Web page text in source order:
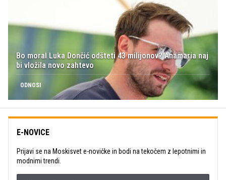
Bo moral Luka Dončić odšteti 43 milijonov? Anamaria naj
bi vložila novo zahtevo
ODNOSI
E-NOVICE
Prijavi se na Moskisvet e-novičke in bodi na tekočem z lepotnimi in
modnimi trendi.